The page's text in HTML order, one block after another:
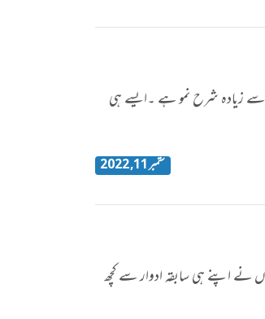
سے زیادہ شرح نمو ہے ۔ایسے ہی
ستمبر 11, 2022
اپنے ہی سابقہ ادوار سے کچھ